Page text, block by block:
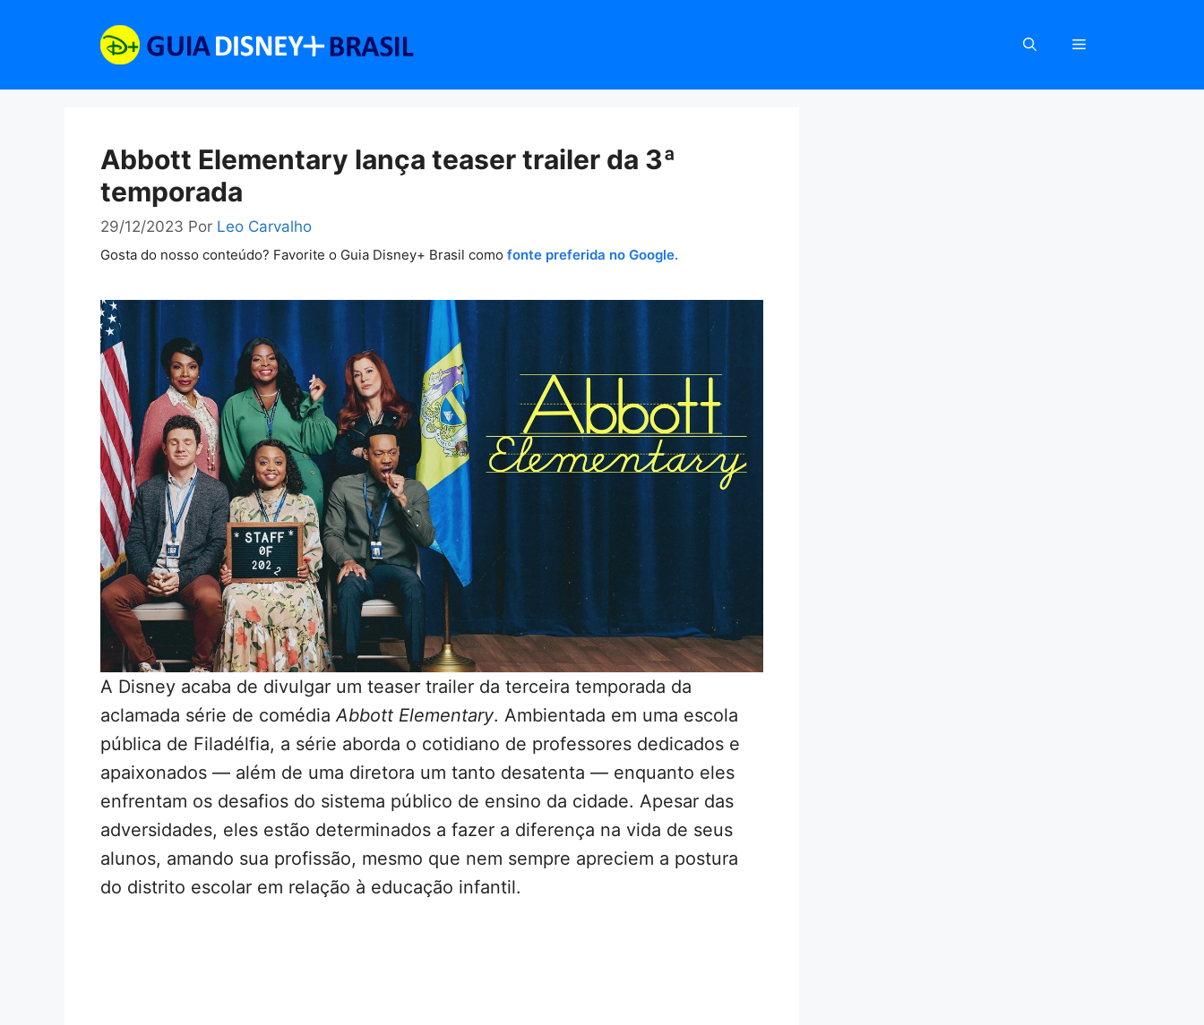
Abbott Elementary lança teaser trailer da 3ª
temporada
29/12/2023 Por Leo Carvalho
Gosta do nosso conteúdo? Favorite o Guia Disney+ Brasil como fonte preferida no Google.
A Disney acaba de divulgar um teaser trailer da terceira temporada da
aclamada série de comédia Abbott Elementary. Ambientada em uma escola
pública de Filadélfia, a série aborda o cotidiano de professores dedicados e
apaixonados — além de uma diretora um tanto desatenta — enquanto eles
enfrentam os desafios do sistema público de ensino da cidade. Apesar das
adversidades, eles estão determinados a fazer a diferença na vida de seus
alunos, amando sua profissão, mesmo que nem sempre apreciem a postura
do distrito escolar em relação à educação infantil.